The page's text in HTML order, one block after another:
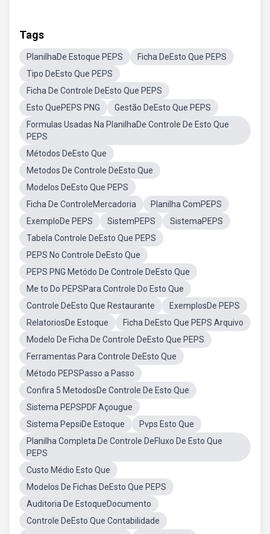
Tags
PlanilhaDe Estoque PEPS
Ficha DeEsto Que PEPS
Tipo DeEsto Que PEPS
Ficha De Controle DeEsto Que PEPS
Esto QuePEPS PNG
Gestão DeEsto Que PEPS
Formulas Usadas Na PlanilhaDe Controle De Esto Que
PEPS
Métodos DeEsto Que
Metodos De Controle DeEsto Que
Modelos DeEsto Que PEPS
Ficha De ControleMercadoria
Planilha ComPEPS
ExemploDe PEPS
SistemPEPS
SistemaPEPS
Tabela Controle DeEsto Que PEPS
PEPS No Controle DeEsto Que
PEPS PNG Metódo De Controle DeEsto Que
Me to Do PEPSPara Controle Do Esto Que
Controle DeEsto Que Restaurante
ExemplosDe PEPS
RelatoriosDe Estoque
Ficha DeEsto Que PEPS Arquivo
Modelo De Ficha De Controle DeEsto Que PEPS
Ferramentas Para Controle DeEsto Que
Método PEPSPasso a Passo
Confira 5 MetodosDe Controle De Esto Que
Sistema PEPSPDF Açougue
Sistema PepsiDe Estoque
Pvps Esto Que
Planilha Completa De Controle DeFluxo De Esto Que
PEPS
Custo Médio Esto Que
Modelos De Fichas DeEsto Que PEPS
Auditoria De EstoqueDocumento
Controle DeEsto Que Contabilidade